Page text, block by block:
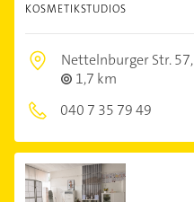
KOSMETIKSTUDIOS
Nettelnburger Str. 57,
1,7 km
040 7 35 79 49